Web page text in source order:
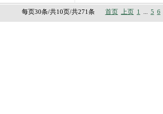
每页30条/共10页/共271条 首页 上页 1 ... 5 6